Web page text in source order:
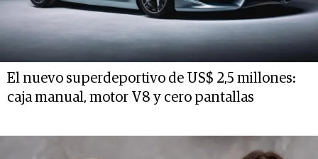
El nuevo superdeportivo de US$ 2,5 millones:
caja manual, motor V8 y cero pantallas